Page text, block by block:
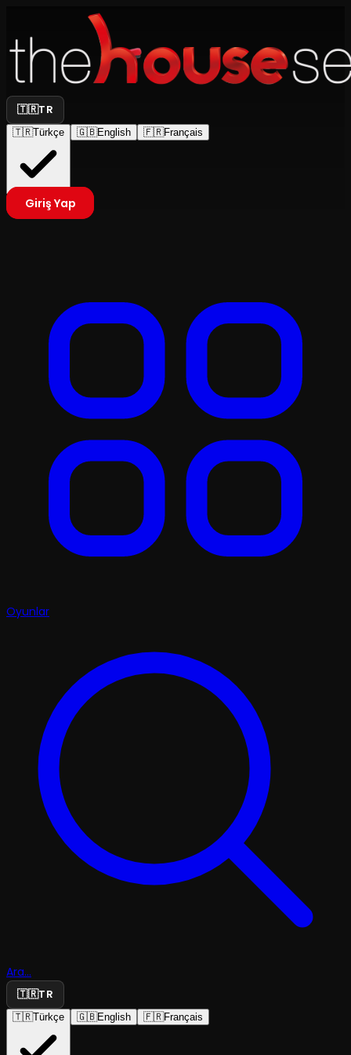
🇹🇷TR
🇹🇷Türkçe 🇬🇧English 🇫🇷Français
Giriş Yap
Oyunlar
Ara...
🇹🇷TR
🇹🇷Türkçe 🇬🇧English 🇫🇷Français